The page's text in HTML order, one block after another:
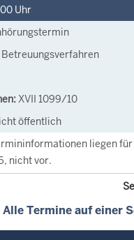
Uhr
Betreuungsverfahren
XVII 1099/10
öffentlich
liegen für
nicht vor.
Alle Termine auf einer